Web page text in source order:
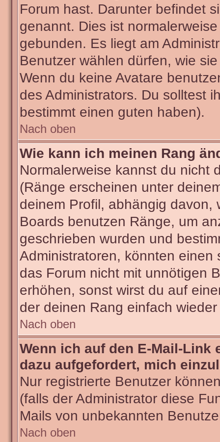
Forum hast. Darunter befindet
genannt. Dies ist
gebunden. Es liegt am
Benutzer wählen dürfen, wie
Wenn du keine Avatare
des Administrators. Du solltest
bestimmt einen guten haben).
Nach oben
Wie kann ich meinen Rang
Normalerweise kannst du nicht
(Ränge erscheinen unter
deinem Profil, abhängig
Boards benutzen Ränge, um
geschrieben wurden und
Administratoren, könnten
das Forum nicht mit unnötigen
erhöhen, sonst wirst du auf
der deinen Rang einfach
Nach oben
Wenn ich auf den E-Mail-
dazu aufgefordert, mich
Nur registrierte Benutzer
(falls der Administrator diese
Mails von unbekannten
Nach oben